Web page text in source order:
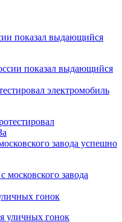
показал выдающийся
электромобиль
завода успешно
гонок